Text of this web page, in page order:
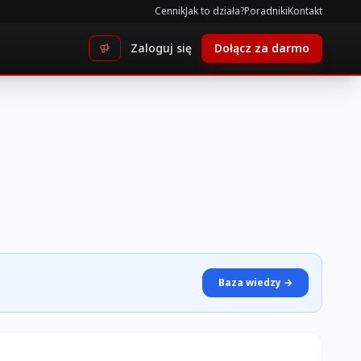
CennikJak to działa?PoradnikiKontakt
Zaloguj się Dołącz za darmo
Baza wiedzy →